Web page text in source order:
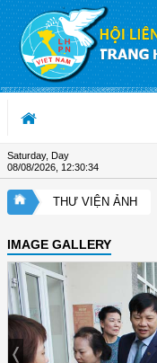
Skip to Content
Saturday, Day
08/08/2026 12:30:35
THƯ VIỆN ẢNH
IMAGE GALLERY